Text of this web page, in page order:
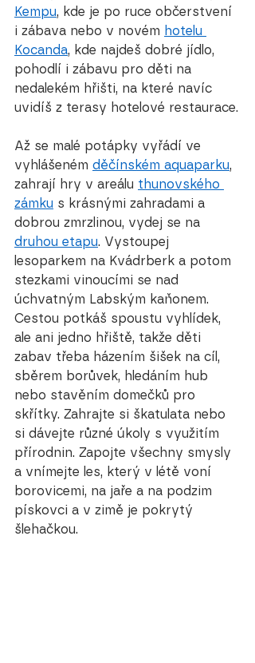
Kempu, kde je po ruce občerstvení
i zábava nebo v novém hotelu
Kocanda, kde najdeš dobré jídlo,
pohodlí i zábavu pro děti na
nedalekém hřišti, na které navíc
uvidíš z terasy hotelové restaurace.
Až se malé potápky vyřádí ve
vyhlášeném děčínském aquaparku,
zahrají hry v areálu thunovského
zámku s krásnými zahradami a
dobrou zmrzlinou, vydej se na
druhou etapu. Vystoupej
lesoparkem na Kvádrberk a potom
stezkami vinoucími se nad
úchvatným Labským kaňonem.
Cestou potkáš spoustu vyhlídek,
ale ani jedno hřiště, takže děti
zabav třeba házením šišek na cíl,
sběrem borůvek, hledáním hub
nebo stavěním domečků pro
skřítky. Zahrajte si škatulata nebo
si dávejte různé úkoly s využitím
přírodnin. Zapojte všechny smysly
a vnímejte les, který v létě voní
borovicemi, na jaře a na podzim
pískovci a v zimě je pokrytý
šlehačkou.